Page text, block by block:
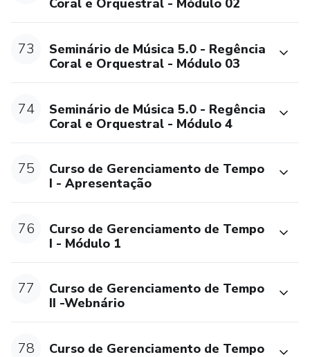
Coral e Orquestral - Módulo 02
73
Seminário de Música 5.0 - Regência
Coral e Orquestral - Módulo 03
74
Seminário de Música 5.0 - Regência
Coral e Orquestral - Módulo 4
75
Curso de Gerenciamento de Tempo
I - Apresentação
76
Curso de Gerenciamento de Tempo
I - Módulo 1
77
Curso de Gerenciamento de Tempo
II -Webnário
78
Curso de Gerenciamento de Tempo